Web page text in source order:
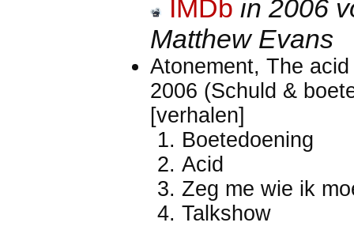
IMDb in 2006
Matthew Evans
Atonement, The
2006 (Schuld &
[verhalen]
Boetedoening
Acid
Zeg me wie ik
Talkshow